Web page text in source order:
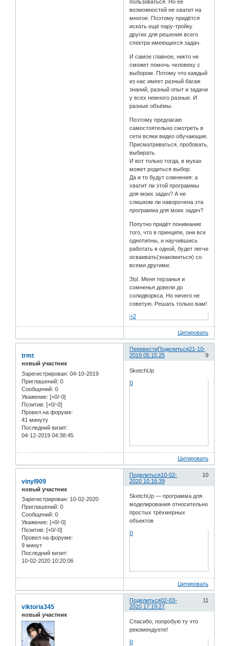
пользоваться. Но её
возможностей не хватит на
многое. Поэтому придётся
искать ещё пару-тройку
других для решения всего
спектра имеющихся задач.
И самое главное, никто не
сможет помочь человеку с
выбором. Потому что каждый
из нас имеет разный багаж
знаний, разный опыт и задачи
у всех немного разные. И
разные объёмы.
Поэтому предлагаю
самостоятельно смотреть в
сети всяки видео обучающие.
Присматриваться, пробовать,
выбирать.
И вот только тогда, в муках
может родиться выбор.
Да и то будут сомнения: а
хватит ли этой программы
для моих задач? А не
слишком ли наворочена эта
программа для моих задач?
Попутно придёт понимание
того, что в принципе, они все
однотипны, и научившись
работать в одной, будет легче
осваивать(знакомиться) со
всеми другими.
ЗЫ. Меня терзанья и
сомненья довели до
солидворкса. Но ничего не
советую. Решать только вам!
+2
Цитировать
ПеревестиПоделиться
9
21-10-
2019 05:15:25
trmt
новый участник
Зарегистрирован: 04-10-2019
Приглашений: 0
Сообщений: 0
Уважение: [+0/-0]
Позитив: [+0/-0]
Провел на форуме:
41 минуту
Последний визит:
04-12-2019 04:38:45
SketchUp
0
Цитировать
Поделиться 10
10-02-
2020 10:16:39
vinyl909
новый участник
Зарегистрирован: 10-02-2020
Приглашений: 0
Сообщений: 0
Уважение: [+0/-0]
Позитив: [+0/-0]
Провел на форуме:
9 минут
Последний визит:
10-02-2020 10:20:06
SketchUp — программа для
моделирования относительно
простых трёхмерных
объектов
0
Цитировать
Поделиться 11
02-03-
2020 17:19:27
viktoria345
новый участник
Спасибо, попробую ту что
рекомендуете!
0